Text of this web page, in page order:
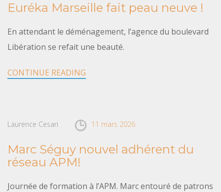
Euréka Marseille fait peau neuve !
En attendant le déménagement, l’agence du boulevard
Libération se refait une beauté.
CONTINUE READING
Laurence Cesari 11 mars 2026
Marc Séguy nouvel adhérent du
réseau APM!
Journée de formation à l’APM. Marc entouré de patrons